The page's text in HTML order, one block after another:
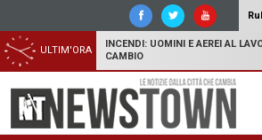
ULTIM'ORA
INCENDI: UOMINI E AEREI AL
CAMBIO